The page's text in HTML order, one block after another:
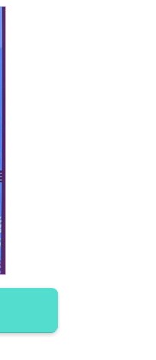
ライフコーチ
ン最大のタウン•プロジェ
アルモージュ】のプレゼ
ションをオマーン大使...
November 3, 2023